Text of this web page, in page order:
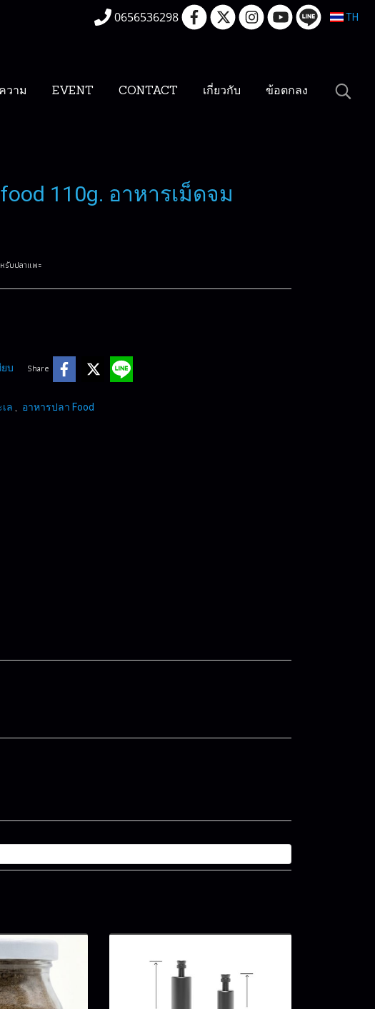
0656536298 TH
วาม EVENT CONTACT เกี่ยวกับ ข้อตกลง
110g. อาหารเม็ดจม
รับปลาแพะ
ยบ Share
ล , อาหารปลา Food